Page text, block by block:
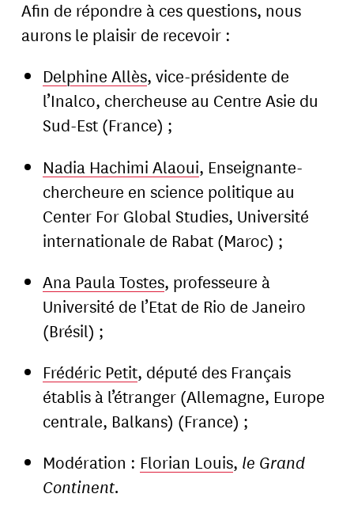
Afin de répondre à ces questions, nous
aurons le plaisir de recevoir :
Delphine Allès, vice-présidente de
l’Inalco, chercheuse au Centre Asie du
Sud-Est (France) ;
Nadia Hachimi Alaoui, Enseignante-
chercheure en science politique au
Center For Global Studies, Université
internationale de Rabat (Maroc) ;
Ana Paula Tostes, professeure à
Université de l’Etat de Rio de Janeiro
(Brésil) ;
Frédéric Petit, député des Français
établis à l’étranger (Allemagne, Europe
centrale, Balkans) (France) ;
Modération : Florian Louis, le Grand
Continent.